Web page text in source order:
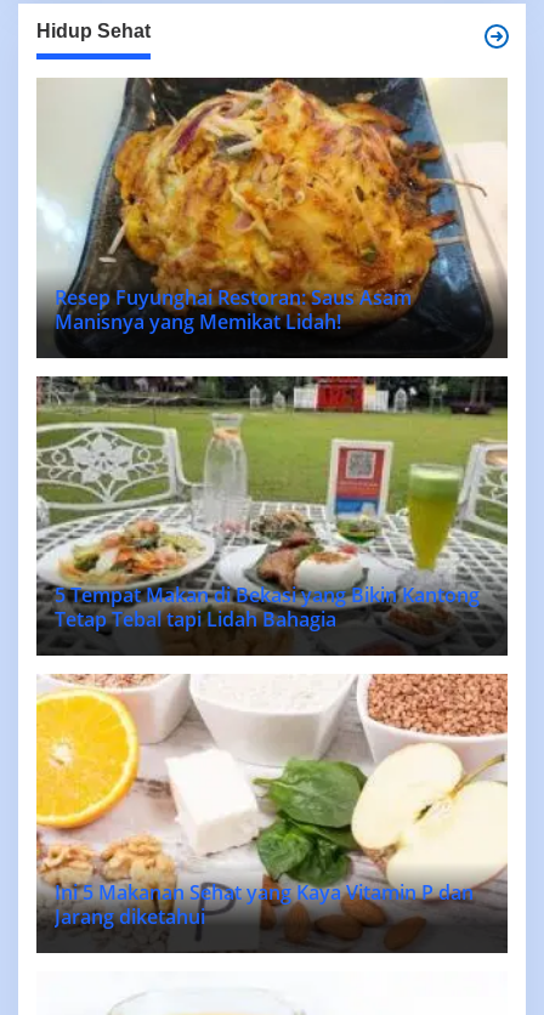
Hidup Sehat
Resep Fuyunghai Restoran: Saus Asam
Manisnya yang Memikat Lidah!
5 Tempat Makan di Bekasi yang Bikin Kantong
Tetap Tebal tapi Lidah Bahagia
Ini 5 Makanan Sehat yang Kaya Vitamin P dan
Jarang diketahui